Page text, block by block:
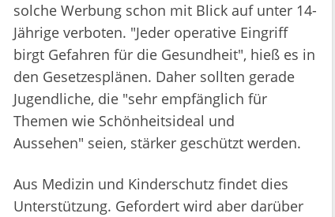
solche Werbung schon mit Blick auf unter 14-
Jährige verboten. "Jeder operative Eingriff
birgt Gefahren für die Gesundheit", hieß es in
den Gesetzesplänen. Daher sollten gerade
Jugendliche, die "sehr empfänglich für
Themen wie Schönheitsideal und
Aussehen" seien, stärker geschützt werden.
Aus Medizin und Kinderschutz findet dies
Unterstützung. Gefordert wird aber darüber